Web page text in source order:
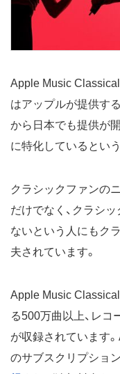
Apple Music Classical
はアップルが提供す
から日本でも提供が
に特化しているとい
クラシックファンの
だけでなく、クラシ
ないという人にもク
夫されています。
Apple Music
る500万曲以上、レ
が収録されています
のサブスクリプショ